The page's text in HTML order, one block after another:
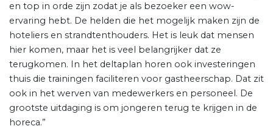
en top in orde zijn zodat je als bezoeker een wow-
ervaring hebt. De helden die het mogelijk maken zijn de
hoteliers en strandtenthouders. Het is leuk dat mensen
hier komen, maar het is veel belangrijker dat ze
terugkomen. In het deltaplan horen ook investeringen
thuis die trainingen faciliteren voor gastheerschap. Dat zit
ook in het werven van medewerkers en personeel. De
grootste uitdaging is om jongeren terug te krijgen in de
horeca.”